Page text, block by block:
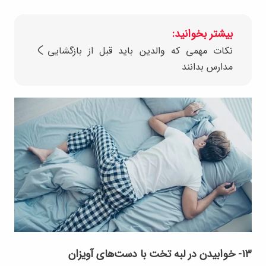
بیشتر بخوانید:
نکات مهمی که والدین باید قبل از بازگشایی
مدارس بدانند
۱۳- خوابیدن در لبه تخت با دست‌های آویزان